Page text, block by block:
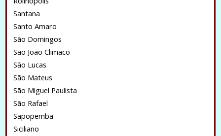
Santana
Santo Amaro
São Domingos
São João Climaco
São Lucas
São Mateus
São Miguel Paulista
São Rafael
Sapopemba
Siciliano